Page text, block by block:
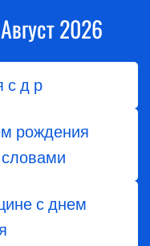
2026
с д р
рождения
с днем